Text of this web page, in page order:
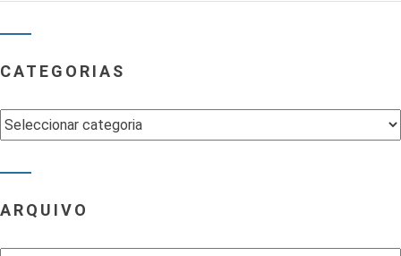
CATEGORIAS
Categorias
ARQUIVO